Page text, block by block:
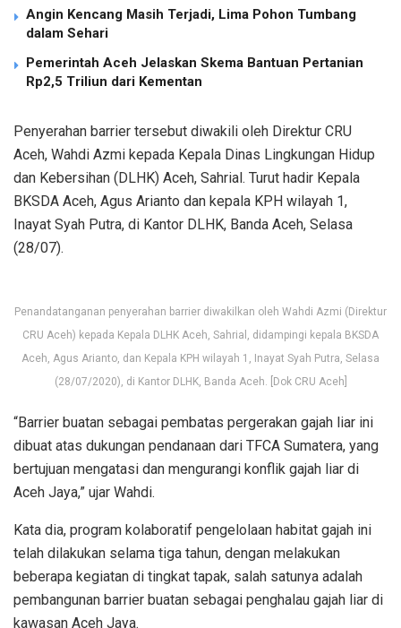
Angin Kencang Masih Terjadi, Lima Pohon Tumbang
dalam Sehari
Pemerintah Aceh Jelaskan Skema Bantuan Pertanian
Rp2,5 Triliun dari Kementan
Penyerahan barrier tersebut diwakili oleh Direktur CRU
Aceh, Wahdi Azmi kepada Kepala Dinas Lingkungan Hidup
dan Kebersihan (DLHK) Aceh, Sahrial. Turut hadir Kepala
BKSDA Aceh, Agus Arianto dan kepala KPH wilayah 1,
Inayat Syah Putra, di Kantor DLHK, Banda Aceh, Selasa
(28/07).
Penandatanganan penyerahan barrier diwakilkan oleh Wahdi Azmi (Direktur
CRU Aceh) kepada Kepala DLHK Aceh, Sahrial, didampingi kepala BKSDA
Aceh, Agus Arianto, dan Kepala KPH wilayah 1, Inayat Syah Putra, Selasa
(28/07/2020), di Kantor DLHK, Banda Aceh. [Dok CRU Aceh]
“Barrier buatan sebagai pembatas pergerakan gajah liar ini
dibuat atas dukungan pendanaan dari TFCA Sumatera, yang
bertujuan mengatasi dan mengurangi konflik gajah liar di
Aceh Jaya,” ujar Wahdi.
Kata dia, program kolaboratif pengelolaan habitat gajah ini
telah dilakukan selama tiga tahun, dengan melakukan
beberapa kegiatan di tingkat tapak, salah satunya adalah
pembangunan barrier buatan sebagai penghalau gajah liar di
kawasan Aceh Jaya.